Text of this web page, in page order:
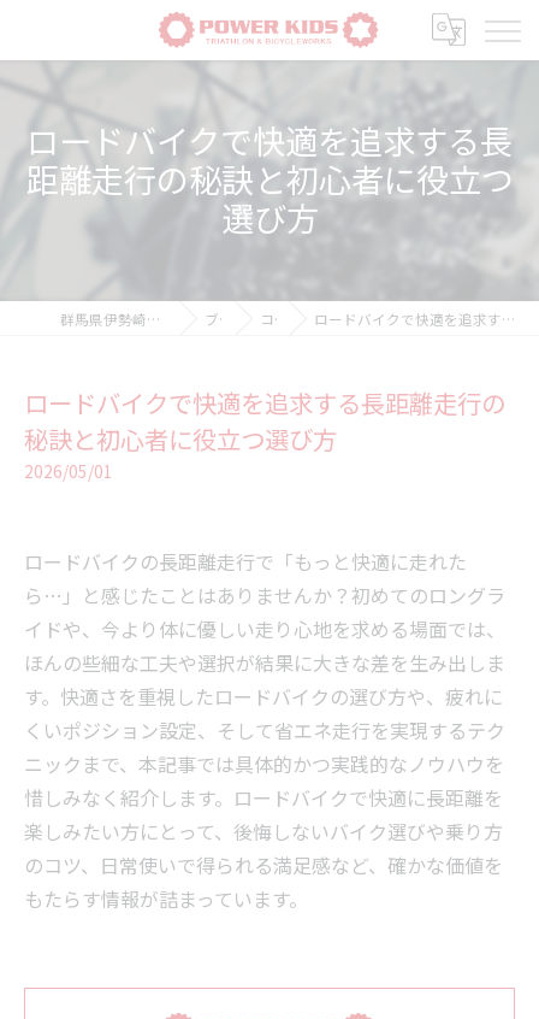
ロードバイクで快適を追求する長
距離走行の秘訣と初心者に役立つ
選び方
群馬県伊勢崎の自転車ならPOWER-KIDS ブログ コラム ロードバイクで快適を追求する長距離走行の秘訣と初心者に役立つ選び方
ロードバイクで快適を追求する長距離走行の
秘訣と初心者に役立つ選び方
2026/05/01
ロードバイクの長距離走行で「もっと快適に走れた
ら…」と感じたことはありませんか？初めてのロングラ
イドや、今より体に優しい走り心地を求める場面では、
ほんの些細な工夫や選択が結果に大きな差を生み出しま
す。快適さを重視したロードバイクの選び方や、疲れに
くいポジション設定、そして省エネ走行を実現するテク
ニックまで、本記事では具体的かつ実践的なノウハウを
惜しみなく紹介します。ロードバイクで快適に長距離を
楽しみたい方にとって、後悔しないバイク選びや乗り方
のコツ、日常使いで得られる満足感など、確かな価値を
もたらす情報が詰まっています。